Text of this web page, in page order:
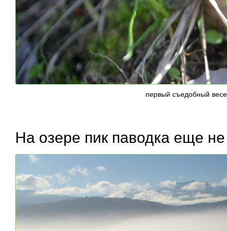
первый съедобный
На озере пик паводка еще